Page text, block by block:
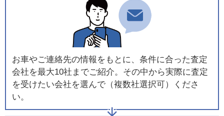
お車やご連絡先の情報をもとに、条件に合った査定
会社を最大10社までご紹介。その中から実際に査定
を受けたい会社を選んで（複数社選択可）くださ
い。